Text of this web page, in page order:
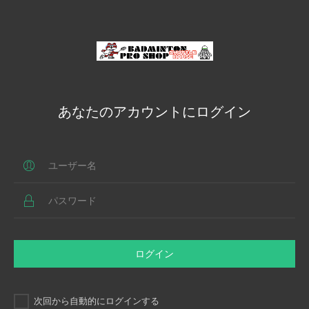
あなたのアカウントにログイン
ログイン
次回から自動的にログインする